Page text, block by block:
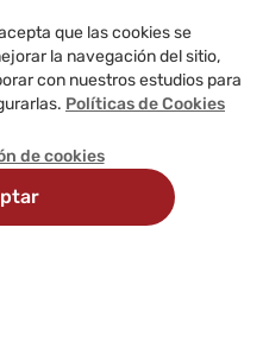
que las cookies se
la navegación del sitio,
con nuestros estudios para
Políticas de Cookies
de cookies